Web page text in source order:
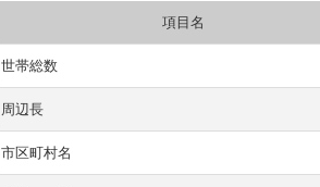
項目名
世帯総数
周辺長
市区町村名